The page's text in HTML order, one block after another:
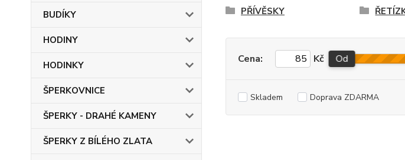
BUDÍKY
HODINY
HODINKY
ŠPERKOVNICE
ŠPERKY - DRAHÉ KAMENY
ŠPERKY Z BÍLÉHO ZLATA
PŘÍVĚSKY
Cena: Kč Od
Skladem Doprava ZDARMA